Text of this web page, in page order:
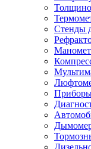
Стенды
Приборы